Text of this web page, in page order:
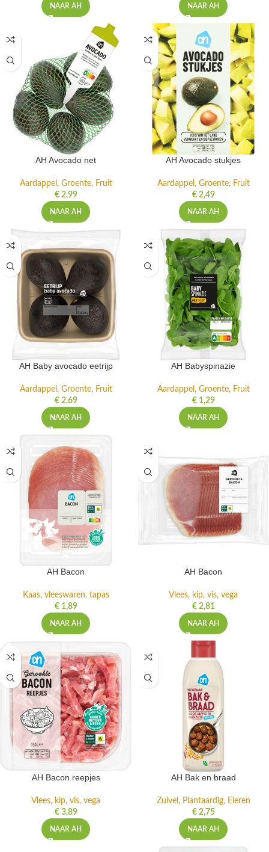
NAAR AH NAAR AH
AH Avocado net
Aardappel, Groente, Fruit
€2,99
NAAR AH
AH Avocado stukjes
Aardappel, Groente, Fruit
€2,49
NAAR AH
AH Baby avocado eetrijp
Aardappel, Groente, Fruit
€2,69
NAAR AH
AH Babyspinazie
Aardappel, Groente, Fruit
€1,29
NAAR AH
AH Bacon
Kaas, vleeswaren, tapas
€1,89
NAAR AH
AH Bacon
Vlees, kip, vis, vega
€2,81
NAAR AH
AH Bacon reepjes
Vlees, kip, vis, vega
€3,89
NAAR AH
AH Bak en braad
Zuivel, Plantaardig, Eieren
€2,75
NAAR AH